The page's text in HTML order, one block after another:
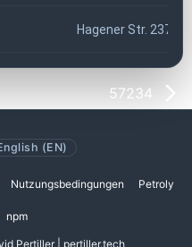
Hagener Str. 237
57234
(EN)
Nutzungsbedingungen Petroly
npm
Pertiller | pertiller.tech